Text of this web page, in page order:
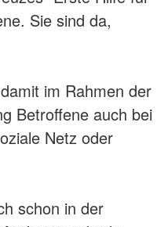
Sie sind da,
im Rahmen der
Betroffene auch bei
Netz oder
schon in der